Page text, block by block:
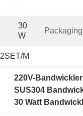
30
W
2SET/M
220V-Bandwickler
SUS304
30 Watt